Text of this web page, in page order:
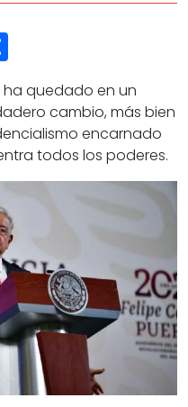
ha quedado en un
cambio, más bien
encarnado
todos los poderes.